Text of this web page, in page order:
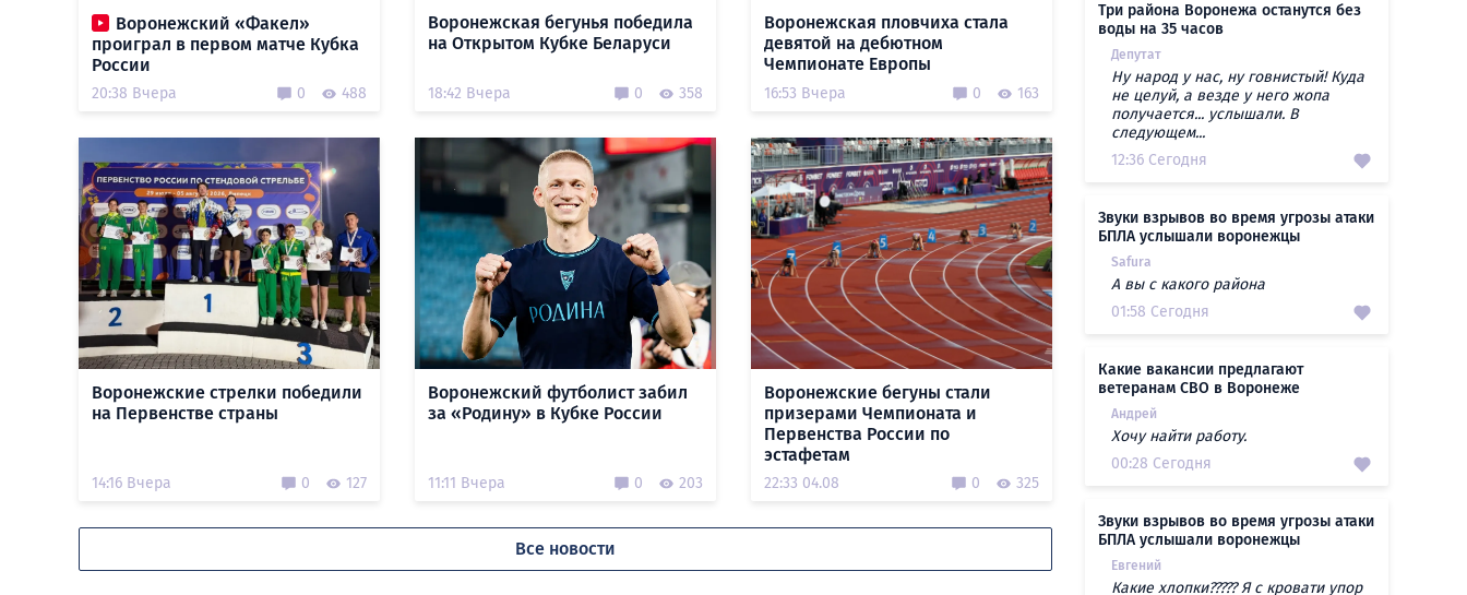
Воронежский «Факел»
проиграл в первом матче Кубка
России
20:38 Вчера 0 488
Воронежская бегунья победила
на Открытом Кубке Беларуси
18:42 Вчера 0 358
Воронежская пловчиха стала
девятой на дебютном
Чемпионате Европы
16:53 Вчера 0 163
Воронежские стрелки победили
на Первенстве страны
14:16 Вчера 0 127
Воронежский футболист забил
за «Родину» в Кубке России
11:11 Вчера 0 203
Воронежские бегуны стали
призерами Чемпионата и
Первенства России по
эстафетам
22:33 04.08 0 325
Все новости
Три района Воронежа останутся без
воды на 35 часов
Депутат
Ну народ у нас, ну говнистый! Куда
не целуй, а везде у него жопа
получается... услышали. В
следующем...
12:36 Сегодня
Звуки взрывов во время угрозы атаки
БПЛА услышали воронежцы
Safura
А вы с какого района
01:58 Сегодня
Какие вакансии предлагают
ветеранам СВО в Воронеже
Андрей
Хочу найти работу.
00:28 Сегодня
Звуки взрывов во время угрозы атаки
БПЛА услышали воронежцы
Евгений
Какие хлопки????? Я с кровати упор